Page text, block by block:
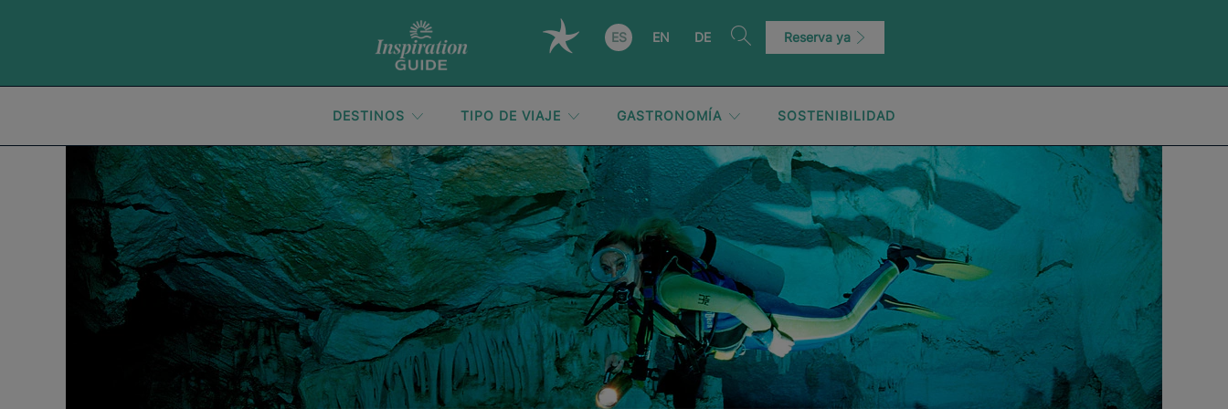
ES EN DE Reserva ya
DESTINOS TIPO DE VIAJE GASTRONOMÍA SOSTENIBILIDAD